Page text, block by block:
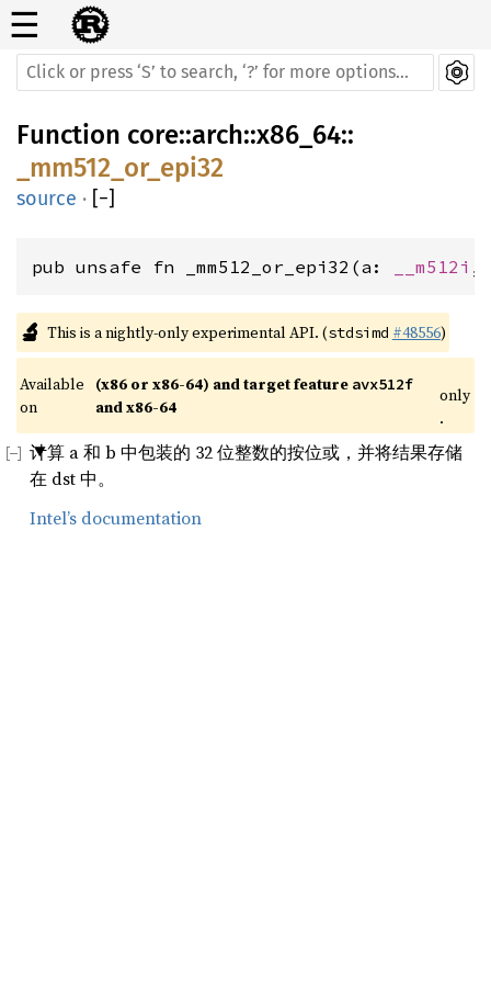
☰
Function core::arch::x86_64::
_mm512_or_epi32
source · [−]
pub unsafe fn _mm512_or_epi32(a: __m512i ,
🔬 This is a nightly-only experimental API. (stdsimd #48556)
Available
on
(x86 or x86-64) and target feature avx512f
and x86-64
only
.
计算 a 和 b 中包装的 32 位整数的按位或，并将结果存储
在 dst 中。
Intel’s documentation